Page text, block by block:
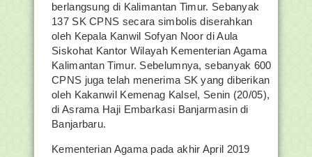
berlangsung di Kalimantan Timur. Sebanyak
137 SK CPNS secara simbolis diserahkan
oleh Kepala Kanwil Sofyan Noor di Aula
Siskohat Kantor Wilayah Kementerian Agama
Kalimantan Timur. Sebelumnya, sebanyak 600
CPNS juga telah menerima SK yang diberikan
oleh Kakanwil Kemenag Kalsel, Senin (20/05),
di Asrama Haji Embarkasi Banjarmasin di
Banjarbaru.
Kementerian Agama pada akhir April 2019